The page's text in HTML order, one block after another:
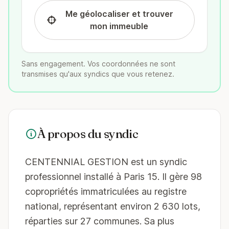
Me géolocaliser et trouver
mon immeuble
Sans engagement. Vos coordonnées ne sont
transmises qu'aux syndics que vous retenez.
À propos du syndic
CENTENNIAL GESTION est un syndic
professionnel installé à Paris 15. Il gère 98
copropriétés immatriculées au registre
national, représentant environ 2 630 lots,
réparties sur 27 communes. Sa plus